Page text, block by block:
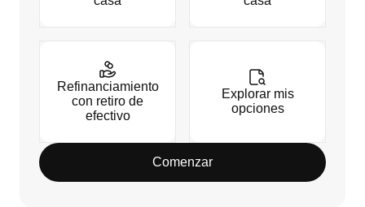
Refinanciamiento
con retiro de
efectivo
Explorar mis
opciones
Comenzar